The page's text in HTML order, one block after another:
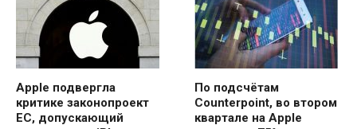
Apple подвергла
критике законопроект
ЕС, допускающий
По подсчётам
Counterpoint, во втором
квартале на Apple